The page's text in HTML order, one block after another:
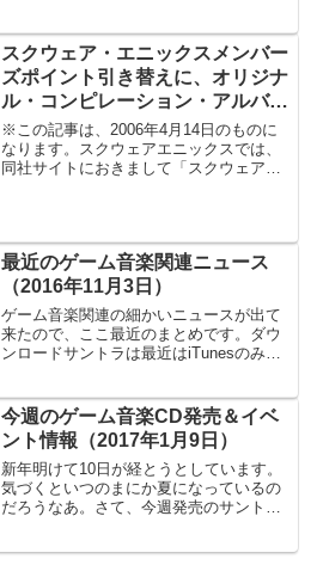
うか。反して休日なのでイベントは多
め。コンサート、ライブは...
スクウェア・エニックスメンバー
ズポイント引き替えに、オリジナ
ル・コンピレーション・アルバム
が！
※この記事は、2006年4月14日のものに
なります。スクウェアエニックスでは、
同社サイトにおきまして「スクウェア・
最近のゲーム音楽関連ニュース
（2016年11月3日）
ゲーム音楽関連の細かいニュースが出て
来たので、ここ最近のまとめです。ダウ
ンロードサントラは最近はiTunesのみな
でまとめたいです。ネット配信のサイト
っ...
今週のゲーム音楽CD発売＆イベ
ント情報（2017年1月9日）
新年明けて10日が経とうとしています。
気づくといつのまにか夏になっているの
だろうなあ。さて、今週発売のサントラ